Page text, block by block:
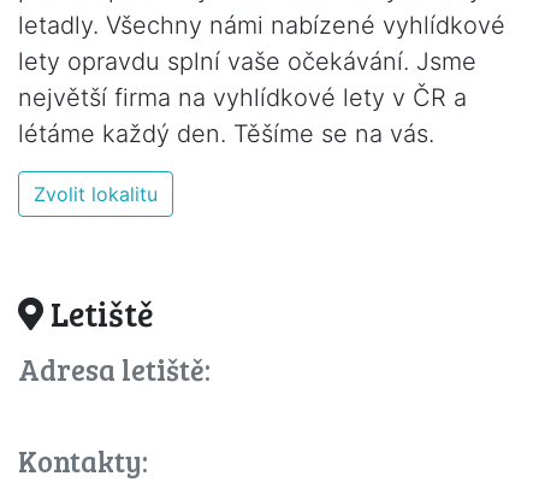
letadly. Všechny námi nabízené vyhlídkové
lety opravdu splní vaše očekávání. Jsme
největší firma na vyhlídkové lety v ČR a
létáme každý den. Těšíme se na vás.
Zvolit lokalitu
Letiště
Adresa letiště:
Kontakty: